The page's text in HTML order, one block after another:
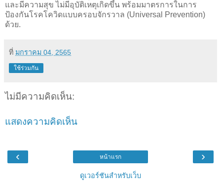
และมีความสุข ไม่มีอุบัติเหตุเกิดขึ้น พร้อมมาตรการในการ
ป้องกันโรคโควิดแบบครอบจักรวาล (Universal Prevention)
ด้วย.
ที่ มกราคม 04, 2565
ใช้ร่วมกัน
ไม่มีความคิดเห็น:
แสดงความคิดเห็น
‹ ›
หน้าแรก
ดูเวอร์ชันสำหรับเว็บ